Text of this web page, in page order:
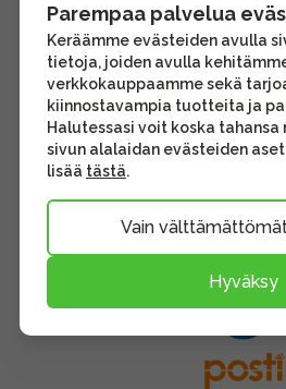
Parempaa palvelua
Keräämme evästeiden avulla
tietoja, joiden avulla
verkkokauppaamme sekä
kiinnostavampia tuotteita ja
Halutessasi voit koska
sivun alalaidan evästeiden
lisää tästä.
Vain
Hyväksy